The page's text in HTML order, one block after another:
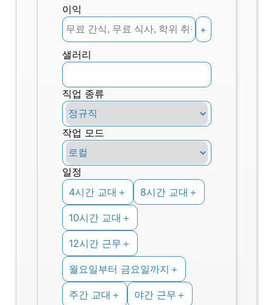
이익
+
샐러리
직업 종류
작업 모드
일정
4시간 교대 ＋ 8시간 교대 ＋
10시간 교대 ＋
12시간 근무 ＋
월요일부터 금요일까지 ＋
주간 교대 ＋ 야간 근무 ＋